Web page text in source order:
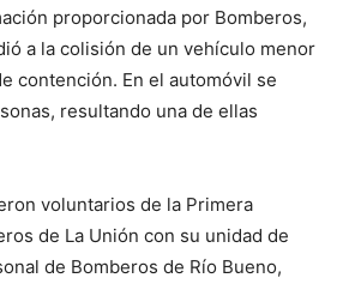
proporcionada por Bomberos,
a la colisión de un vehículo menor
contención. En el automóvil se
resultando una de ellas
voluntarios de la Primera
de La Unión con su unidad de
de Bomberos de Río Bueno,